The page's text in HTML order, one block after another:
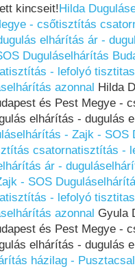
kincseit!Hilda
- csőtisztítás
elhárítás ár -
Duguláselhárítás
- lefolyó
azonnal Hilda
és Pest Megye -
elhárítás - dugulás
- Zajk - SOS
csatornatisztítás -
ár -
- SOS
- lefolyó
azonnal Gyula
és Pest Megye -
elhárítás - dugulás
házilag -